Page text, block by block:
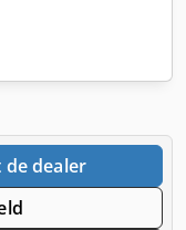
de dealer